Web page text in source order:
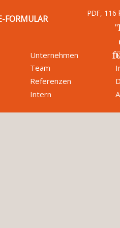
FORMULAR
PDF, 116
Unternehmen
Team
Referenzen
Intern